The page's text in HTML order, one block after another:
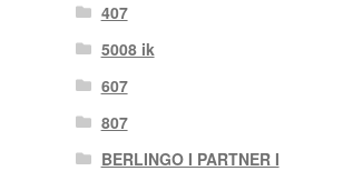
407
5008 ik
607
807
BERLINGO I PARTNER I